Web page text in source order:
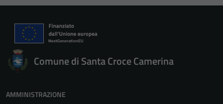
Comune di Santa Croce Camerina
AMMINISTRAZIONE